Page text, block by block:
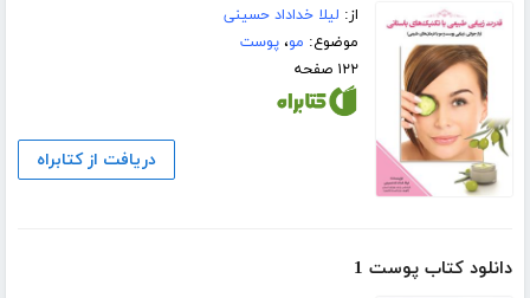
از: لیلا خداداد حسینی
موضوع: مو،پوست
۱۲۲ صفحه
دریافت از کتابراه
دانلود کتاب پوست 1